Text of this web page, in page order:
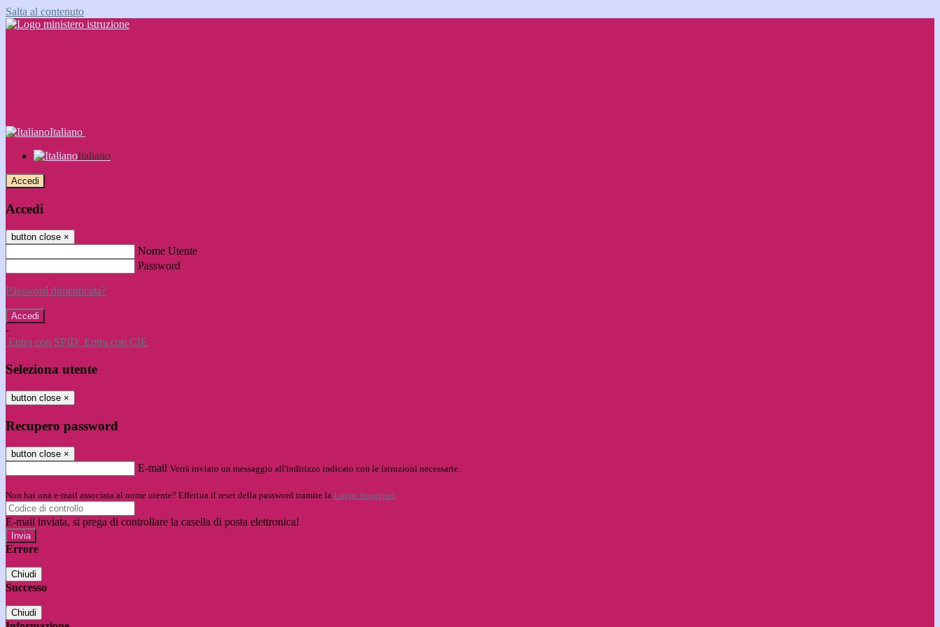
Salta al contenuto
Italiano
Italiano
Accedi
Accedi
button close ×
Nome Utente
Password
Password dimenticata?
-
Entra con SPID Entra con CIE
Seleziona utente
button close ×
Recupero password
button close ×
E-mail Verrà inviato un messaggio all'indirizzo indicato con le istruzioni necessarie.
Non hai una e-mail associata al nome utente? Effettua il reset della password tramite la Login Spaggiari
E-mail inviata, si prega di controllare la casella di posta elettronica!
Errore
Chiudi
Successo
Chiudi